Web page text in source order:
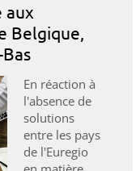
aux
Belgique,
En réaction à
l'absence de
solutions
entre les pays
de l'Euregio